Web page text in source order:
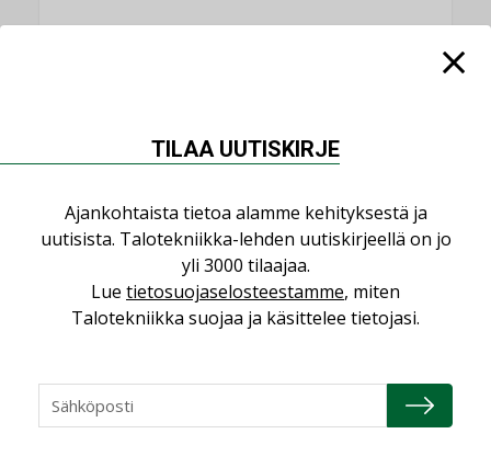
Consti
Refair
Granlund Oy
Schneider Electric
NIMITYKSET
TILAA UUTISKIRJE
Ajankohtaista tietoa alamme kehityksestä ja
uutisista. Talotekniikka-lehden uutiskirjeellä on jo
yli 3000 tilaajaa.
Lue tietosuojaselosteestamme, miten
Talotekniikka suojaa ja käsittelee tietojasi.